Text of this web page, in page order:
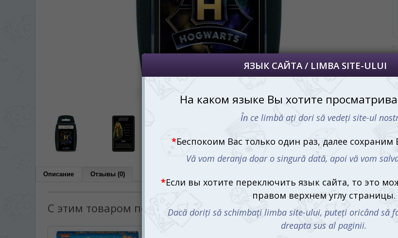
Описание Отзывы (0)
С этим товаром покупают:
Если вы хотите переключить язык сайта, то это можно всегда сделать в
правом верхнем углу страницы.
Dacă doriți să schimbați limba site-ului, puteți oricând să faceți asta în colțul din
dreapta sus al paginii.